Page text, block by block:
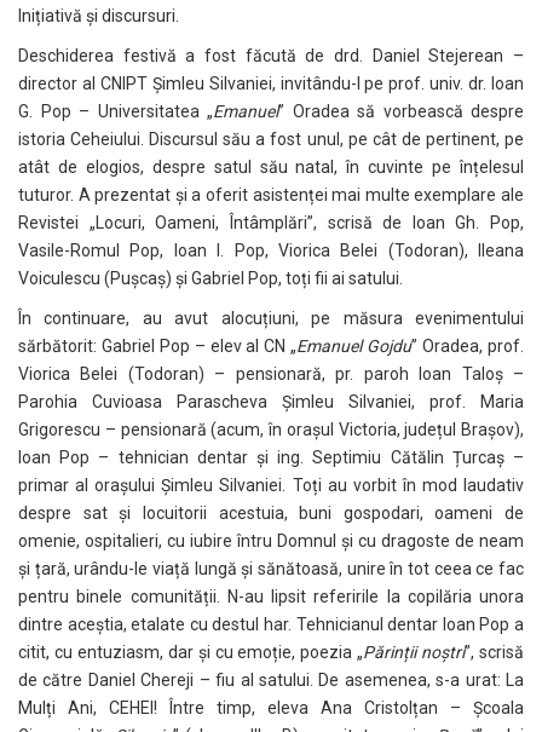
Inițiativă și discursuri.
Deschiderea festivă a fost făcută de drd. Daniel Stejerean –
director al CNIPT Șimleu Silvaniei, invitându-l pe prof. univ. dr. Ioan
G. Pop – Universitatea „Emanuel” Oradea să vorbească despre
istoria Ceheiului. Discursul său a fost unul, pe cât de pertinent, pe
atât de elogios, despre satul său natal, în cuvinte pe înțelesul
tuturor. A prezentat și a oferit asistenței mai multe exemplare ale
Revistei „Locuri, Oameni, Întâmplări”, scrisă de Ioan Gh. Pop,
Vasile-Romul Pop, Ioan I. Pop, Viorica Belei (Todoran), Ileana
Voiculescu (Pușcaș) și Gabriel Pop, toți fii ai satului.
În continuare, au avut alocuțiuni, pe măsura evenimentului
sărbătorit: Gabriel Pop – elev al CN „Emanuel Gojdu” Oradea, prof.
Viorica Belei (Todoran) – pensionară, pr. paroh Ioan Taloș –
Parohia Cuvioasa Parascheva Șimleu Silvaniei, prof. Maria
Grigorescu – pensionară (acum, în orașul Victoria, județul Brașov),
Ioan Pop – tehnician dentar și ing. Septimiu Cătălin Țurcaș –
primar al orașului Șimleu Silvaniei. Toți au vorbit în mod laudativ
despre sat și locuitorii acestuia, buni gospodari, oameni de
omenie, ospitalieri, cu iubire întru Domnul și cu dragoste de neam
și țară, urându-le viață lungă și sănătoasă, unire în tot ceea ce fac
pentru binele comunității. N-au lipsit referirile la copilăria unora
dintre aceștia, etalate cu destul har. Tehnicianul dentar Ioan Pop a
citit, cu entuziasm, dar și cu emoție, poezia „Părinții noștri”, scrisă
de către Daniel Chereji – fiu al satului. De asemenea, s-a urat: La
Mulți Ani, CEHEI! Între timp, eleva Ana Cristolțan – Școala